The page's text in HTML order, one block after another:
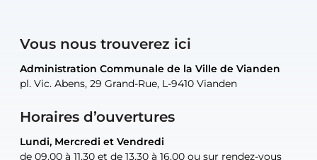
Vous nous trouverez ici
Administration Communale de la Ville de Vianden
pl. Vic. Abens, 29 Grand-Rue, L-9410 Vianden
Horaires d’ouvertures
Lundi, Mercredi et Vendredi
de 09.00 à 11.30 et de 13.30 à 16.00 ou sur rendez-vous
Administration Communale de la Ville de Vianden
pl. Vic. Abens, 29 Grand-Rue, L-9410 Vianden
Lundi, Mercredi et Vendredi
de 09.00 à 11.30 et de 13.30 à 16.00 ou sur rendez-vous
Administration Communale de la Ville de Vianden
pl. Vic. Abens, 29 Grand-Rue, L-9410 Vianden
uniquement sur rendez-vous
Administration Communale de la Ville de Vianden
pl. Vic. Abens, 29 Grand-Rue, L-9410 Vianden
uniquement sur rendez-vous
Atelier Communal de la Ville de Vianden
30, rue Neugarten, L-9422 Vianden
uniquement sur rendez-vous